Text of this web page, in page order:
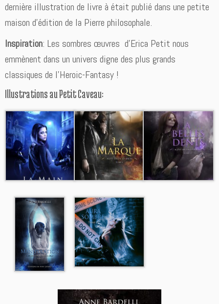
dernière illustration de livre à était publié dans une petite
maison d’édition de la Pierre philosophale.
Inspiration: Les sombres œuvres d’Erica Petit nous
emmènent dans un univers digne des plus grands
classiques de l’Heroic-Fantasy !
Illustrations au Petit Caveau: